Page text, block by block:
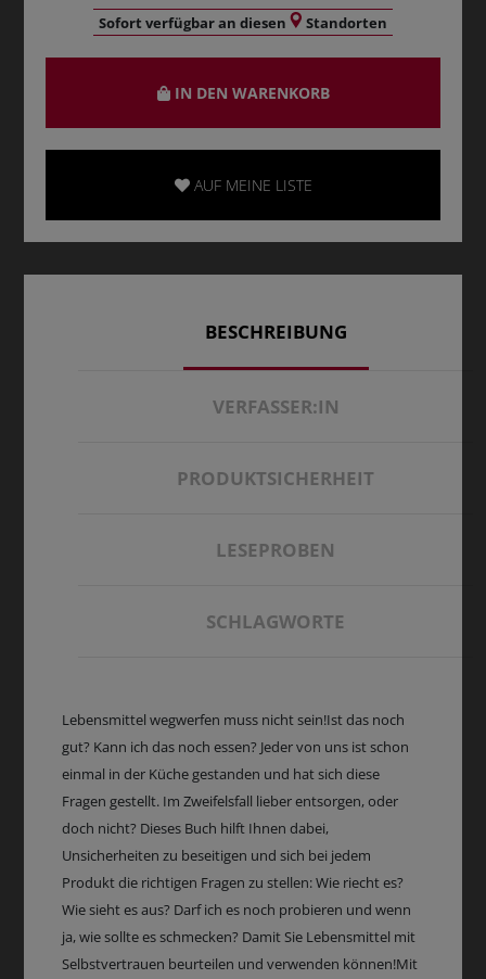
Sofort verfügbar an diesen Standorten
IN DEN WARENKORB
AUF MEINE LISTE
BESCHREIBUNG
VERFASSER:IN
PRODUKTSICHERHEIT
LESEPROBEN
SCHLAGWORTE
Lebensmittel wegwerfen muss nicht sein!Ist das noch
gut? Kann ich das noch essen? Jeder von uns ist schon
einmal in der Küche gestanden und hat sich diese
Fragen gestellt. Im Zweifelsfall lieber entsorgen, oder
doch nicht? Dieses Buch hilft Ihnen dabei,
Unsicherheiten zu beseitigen und sich bei jedem
Produkt die richtigen Fragen zu stellen: Wie riecht es?
Wie sieht es aus? Darf ich es noch probieren und wenn
ja, wie sollte es schmecken? Damit Sie Lebensmittel mit
Selbstvertrauen beurteilen und verwenden können!Mit